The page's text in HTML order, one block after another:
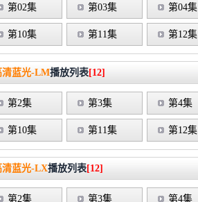
第02集 第03集 第04集
第10集 第11集 第12集
清蓝光-LM播放列表[12]
第2集 第3集 第4集
第10集 第11集 第12集
清蓝光-LX播放列表[12]
第2集 第3集 第4集